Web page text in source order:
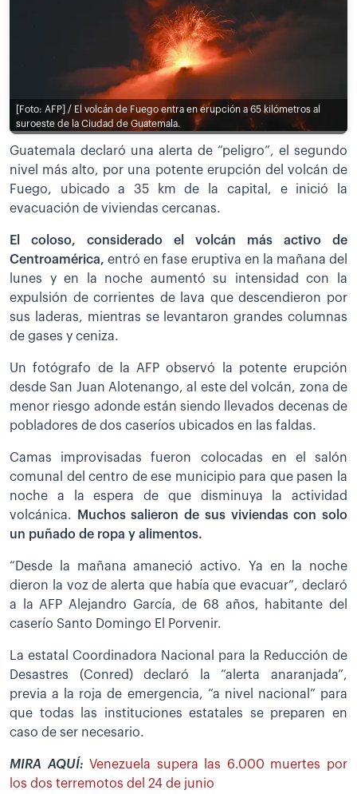
[Foto: AFP] / El volcán de Fuego entra en erupción a 65 kilómetros al
suroeste de la Ciudad de Guatemala.
Guatemala declaró una alerta de “peligro”, el segundo
nivel más alto, por una potente erupción del volcán de
Fuego, ubicado a 35 km de la capital, e inició la
evacuación de viviendas cercanas.
El coloso, considerado el volcán más activo de
Centroamérica, entró en fase eruptiva en la mañana del
lunes y en la noche aumentó su intensidad con la
expulsión de corrientes de lava que descendieron por
sus laderas, mientras se levantaron grandes columnas
de gases y ceniza.
Un fotógrafo de la AFP observó la potente erupción
desde San Juan Alotenango, al este del volcán, zona de
menor riesgo adonde están siendo llevados decenas de
pobladores de dos caseríos ubicados en las faldas.
Camas improvisadas fueron colocadas en el salón
comunal del centro de ese municipio para que pasen la
noche a la espera de que disminuya la actividad
volcánica.
Muchos salieron de sus viviendas con solo
un puñado de ropa y alimentos.
“Desde la mañana amaneció activo. Ya en la noche
dieron la voz de alerta que había que evacuar”, declaró
a la AFP Alejandro García, de 68 años, habitante del
caserío Santo Domingo El Porvenir.
La estatal Coordinadora Nacional para la Reducción de
Desastres (Conred) declaró la “alerta anaranjada”,
previa a la roja de emergencia, “a nivel nacional” para
que todas las instituciones estatales se preparen en
caso de ser necesario.
MIRA AQUÍ: Venezuela supera las 6.000 muertes por
los dos terremotos del 24 de junio